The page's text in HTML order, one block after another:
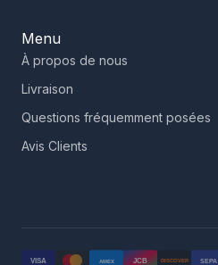
Menu
À propos de nous
Livraison
Questions fréquemment posées
Avis Clients
VISA AMEX JCB DISCOVER SEPA